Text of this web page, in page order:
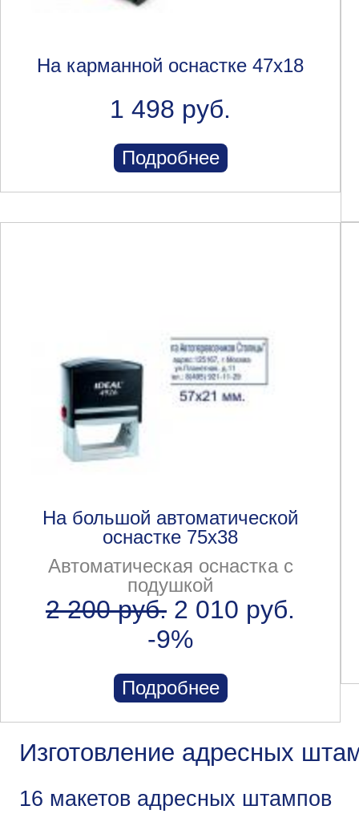
На карманной оснастке 47x18
1 498 руб.
Подробнее
На большой автоматической
оснастке 75x38
Автоматическая оснастка с
подушкой
2 200 руб. 2 010 руб.
-9%
Подробнее
Изготовление адресных
16 макетов адресных штампов